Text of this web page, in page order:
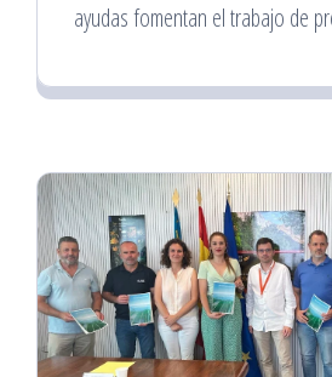
ayudas fomentan el trabajo de